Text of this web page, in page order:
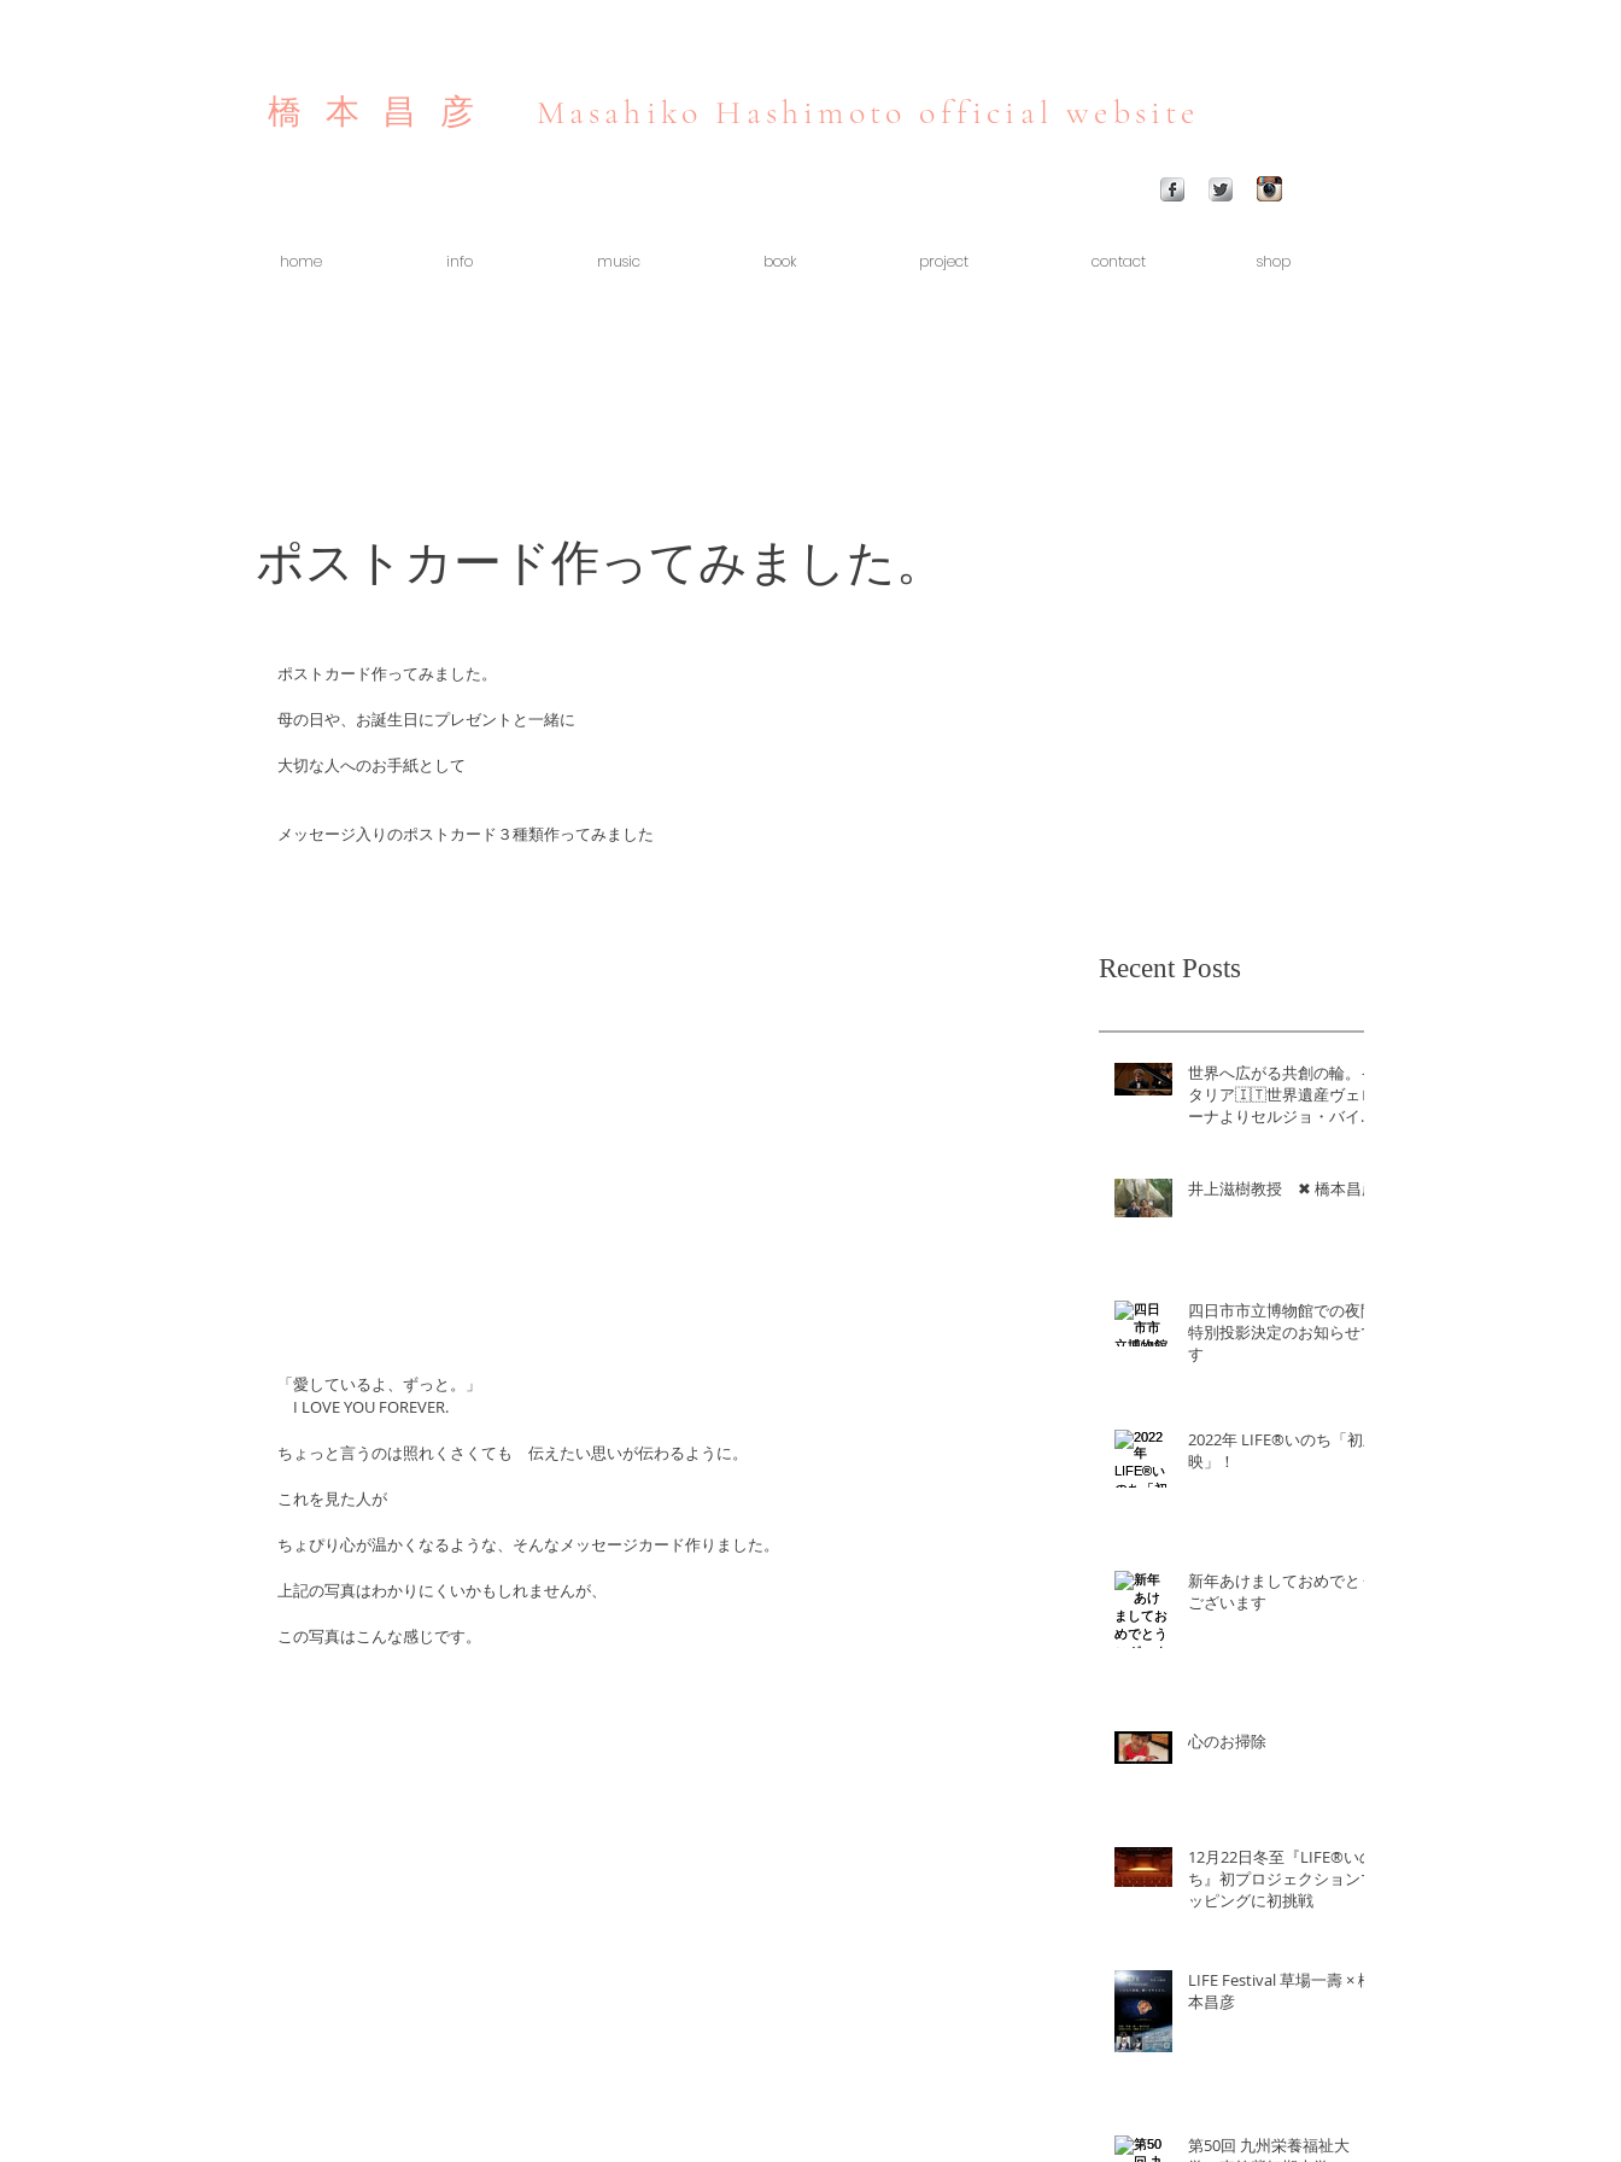
橋本昌彦 Masahiko Hashimoto official website
home info music book project contact shop
ポストカード作ってみました。
ポストカード作ってみました。
母の日や、お誕生日にプレゼントと一緒に
大切な人へのお手紙として
メッセージ入りのポストカード３種類作ってみました
「愛しているよ、ずっと。」
I LOVE YOU FOREVER.
ちょっと言うのは照れくさくても　伝えたい思いが伝わるように。
これを見た人が
ちょぴり心が温かくなるような、そんなメッセージカード作りました。
上記の写真はわかりにくいかもしれませんが、
この写真はこんな感じです。
Recent Posts
世界へ広がる共創の輪。イ
タリア🇮🇹世界遺産ヴェロ
ーナよりセルジョ・バイエ
井上滋樹教授 ✖︎ 橋本昌彦
四日市市立博物館での夜間
特別投影決定のお知らせで
す
2022年 LIFE®︎いのち「初上
映」！
新年あけましておめでとう
ございます
心のお掃除
12月22日冬至『LIFE®︎いの
ち』初プロジェクションマ
ッピングに初挑戦
LIFE Festival 草場一壽 × 橋
本昌彦
第50回 九州栄養福祉大